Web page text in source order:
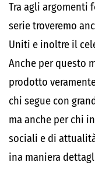
Tra agli argomenti
serie troveremo
Uniti e inoltre il
Anche per questo
prodotto
chi segue con
ma anche per chi
sociali e di
ina maniera